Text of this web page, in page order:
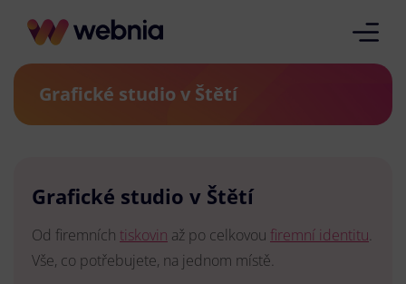
Grafické studio v Štětí
Grafické studio v Štětí
Od firemních tiskovin až po celkovou firemní identitu.
Vše, co potřebujete, na jednom místě.